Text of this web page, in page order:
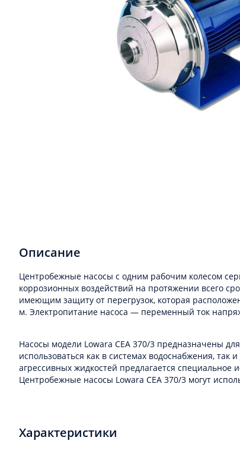
Описание
Центробежные насосы с одним рабочим колесом
коррозионных воздействий на протяжении всего
имеющим защиту от перегрузок, которая
м. Электропитание насоса — переменный ток
Насосы модели Lowara CEA 370/3 предназначены
использоваться как в системах водоснабжения,
агрессивных жидкостей предлагается
Центробежные насосы Lowara CEA 370/3 могут
Характеристики